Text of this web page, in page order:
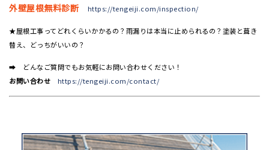
外壁屋根無料診断 https://tengeiji.com/inspection/
★屋根工事ってどれくらいかかるの？雨漏りは本当に止められるの？塗装と葺き
替え、どっちがいいの？
➡ どんなご質問でもお気軽にお問い合わせください！
お問い合わせ
https://tengeiji.com/contact/